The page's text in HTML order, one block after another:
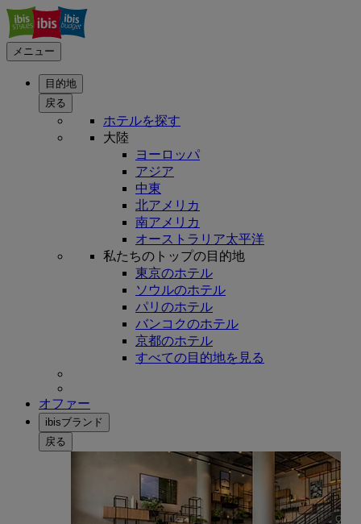
メニュー
目的地
戻る
ホテルを探す
大陸
ヨーロッパ
アジア
中東
北アメリカ
南アメリカ
オーストラリア太平洋
私たちのトップの目的地
東京のホテル
ソウルのホテル
パリのホテル
バンコクのホテル
京都のホテル
すべての目的地を見る
オファー
ibisブランド
戻る